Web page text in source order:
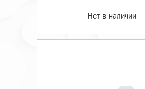
Нет в наличии